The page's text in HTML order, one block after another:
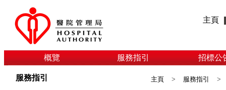
主頁
概覽 服務指引 招標公
服務指引 主頁 > 服務指引 >